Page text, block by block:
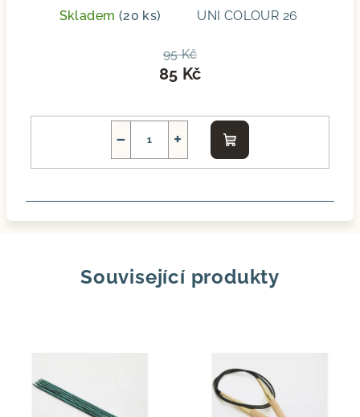
Skladem (20 ks) UNI COLOUR 26
95 Kč
85 Kč
+
−
Do
košíku
Související produkty